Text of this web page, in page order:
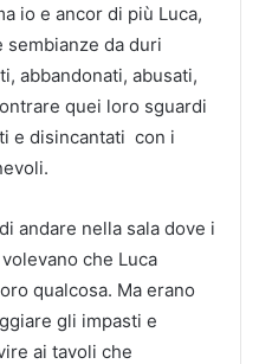
io e ancor di più Luca,
sembianze da duri
abbandonati, abusati,
quei loro sguardi
e disincantati con i
andare nella sala dove i
che Luca
qualcosa. Ma erano
gli impasti e
ai tavoli che